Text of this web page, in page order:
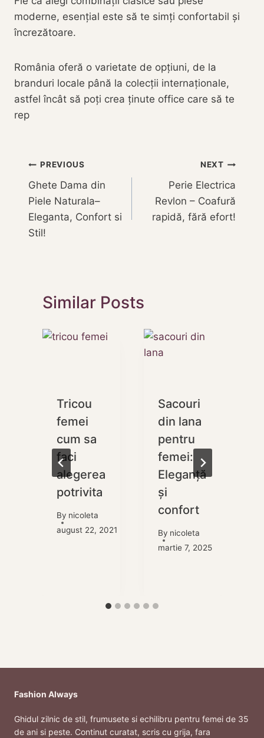
moderne, esențial este să te simți confortabil și
încrezătoare.
România oferă o varietate de opțiuni, de la
branduri locale până la colecții internaționale,
astfel încât să poți crea ținute office care să te
rep
Navigare
în
articole
PREVIOUS
Ghete Dama din
Piele Naturala–
Eleganta, Confort si
Stil!
NEXT
Perie Electrica
Revlon – Coafură
rapidă, fără efort!
Similar Posts
Tricou
femei
cum sa
faci
alegerea
potrivita
By nicoleta
august 22, 2021
Sacouri
din lana
pentru
femei:
Eleganță
și
confort
By nicoleta
martie 7, 2025
Fashion Always
Ghidul zilnic de stil, frumusete si echilibru pentru femei de 35
de ani si peste. Continut curatat, scris cu grija, fara